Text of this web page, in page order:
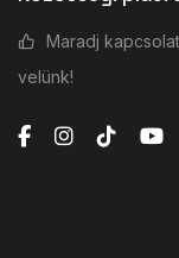
Maradj
velünk!